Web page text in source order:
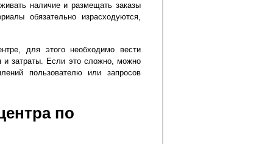
наличие и размещать заказы
обязательно израсходуются,
для этого необходимо вести
и затраты. Если это сложно, можно
пользователю или запросов
по